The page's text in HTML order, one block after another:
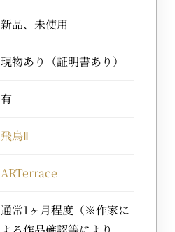
新品、未使用
現物あり（証明書あり）
有
飛鳥Ⅱ
ARTerrace
通常1ヶ月程度（※作家に